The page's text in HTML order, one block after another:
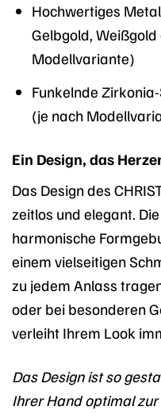
Hochwertiges
Gelbgold,
Modellvariante)
Funkelnde
(je nach
Ein Design, das
Das Design des
zeitlos und elegant.
harmonische
einem vielseitigen
zu jedem Anlass
oder bei besonderen
verleiht Ihrem Look
Das Design ist so
Ihrer Hand optimal zur